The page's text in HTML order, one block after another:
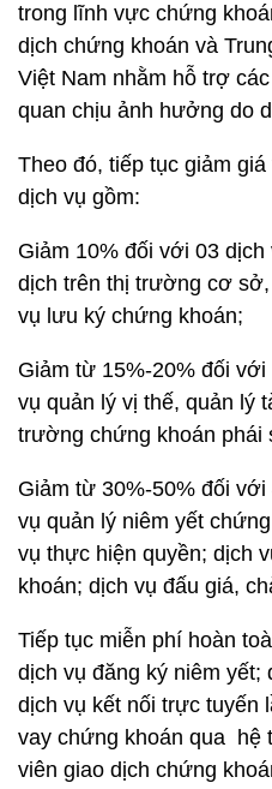
trong lĩnh vực chứng
dịch chứng khoán và
Việt Nam nhằm hỗ trợ
quan chịu ảnh hưởng do
Theo đó, tiếp tục giảm
dịch vụ gồm:
Giảm 10% đối với 03
dịch trên thị trường cơ
vụ lưu ký chứng khoán;
Giảm từ 15%-20% đối
vụ quản lý vị thế, quản lý
trường chứng khoán phái
Giảm từ 30%-50% đối
vụ quản lý niêm yết
vụ thực hiện quyền; dịch
khoán; dịch vụ đấu giá,
Tiếp tục miễn phí hoàn
dịch vụ đăng ký niêm yết;
dịch vụ kết nối trực tuyến
vay chứng khoán qua hệ
viên giao dịch chứng